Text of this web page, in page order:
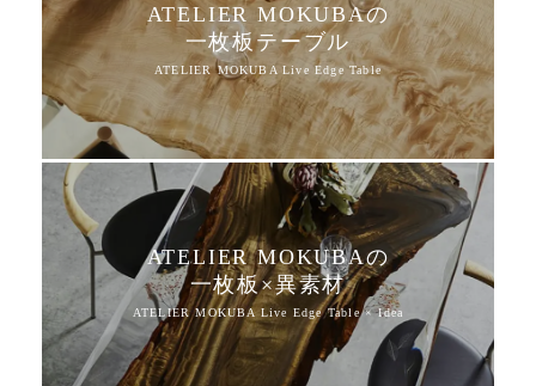
ATELIER MOKUBAの
一枚板テーブル
ATELIER MOKUBAの
一枚板×異素材